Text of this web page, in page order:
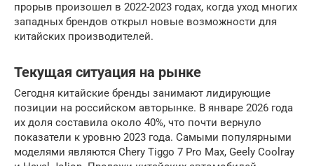
прорыв произошел в 2022-2023 годах, когда уход многих
западных брендов открыл новые возможности для
китайских производителей.
Текущая ситуация на рынке
Сегодня китайские бренды занимают лидирующие
позиции на российском авторынке. В январе 2026 года
их доля составила около 40%, что почти вернуло
показатели к уровню 2023 года. Самыми популярными
моделями являются Chery Tiggo 7 Pro Max, Geely Coolray